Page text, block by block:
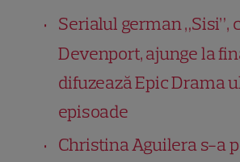
Serialul german „Sisi”,
Devenport, ajunge la
difuzează Epic Drama
episoade
Christina Aguilera s-a